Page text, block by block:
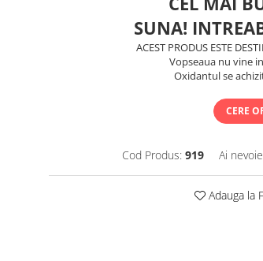
SUNA!
ACEST PRODUS ESTE
Vopseaua nu vine
Oxidantul se
CERE
Cod Produs: 919 Ai
Adauga la